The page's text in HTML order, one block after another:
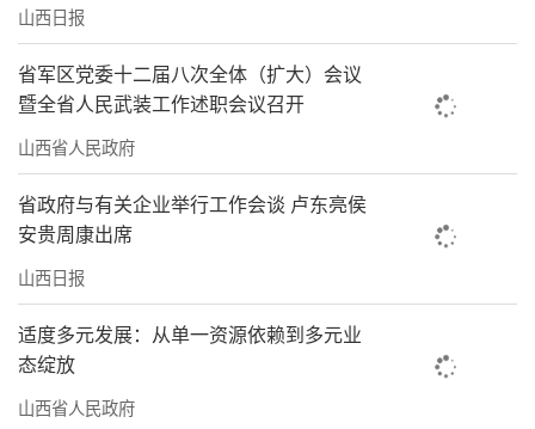
山西日报
省军区党委十二届八次全体（扩大）会议
暨全省人民武装工作述职会议召开
山西省人民政府
省政府与有关企业举行工作会谈 卢东亮侯
安贵周康出席
山西日报
适度多元发展：从单一资源依赖到多元业
态绽放
山西省人民政府